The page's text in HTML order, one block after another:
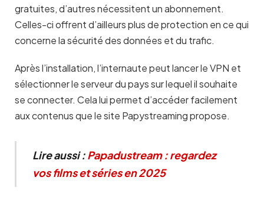
gratuites, d’autres nécessitent un abonnement.
Celles-ci offrent d’ailleurs plus de protection en ce qui
concerne la sécurité des données et du trafic.
Après l’installation, l’internaute peut lancer le VPN et
sélectionner le serveur du pays sur lequel il souhaite
se connecter. Cela lui permet d’accéder facilement
aux contenus que le site Papystreaming propose.
Lire aussi :Papadustream : regardez
vos films et séries en 2025